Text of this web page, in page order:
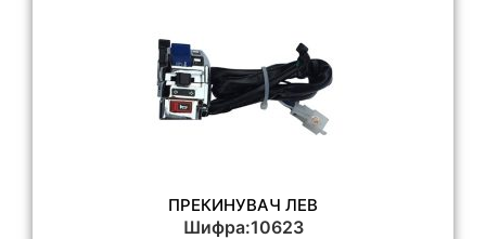
ПРЕКИНУВАЧ ЛЕВ
Шифра:10623